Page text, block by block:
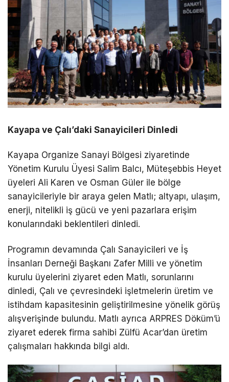
Kayapa ve Çalı’daki Sanayicileri Dinledi
Kayapa Organize Sanayi Bölgesi ziyaretinde
Yönetim Kurulu Üyesi Salim Balcı, Müteşebbis Heyet
üyeleri Ali Karen ve Osman Güler ile bölge
sanayicileriyle bir araya gelen Matlı; altyapı, ulaşım,
enerji, nitelikli iş gücü ve yeni pazarlara erişim
konularındaki beklentileri dinledi.
Programın devamında Çalı Sanayicileri ve İş
İnsanları Derneği Başkanı Zafer Milli ve yönetim
kurulu üyelerini ziyaret eden Matlı, sorunlarını
dinledi, Çalı ve çevresindeki işletmelerin üretim ve
istihdam kapasitesinin geliştirilmesine yönelik görüş
alışverişinde bulundu. Matlı ayrıca ARPRES Döküm’ü
ziyaret ederek firma sahibi Zülfü Acar’dan üretim
çalışmaları hakkında bilgi aldı.